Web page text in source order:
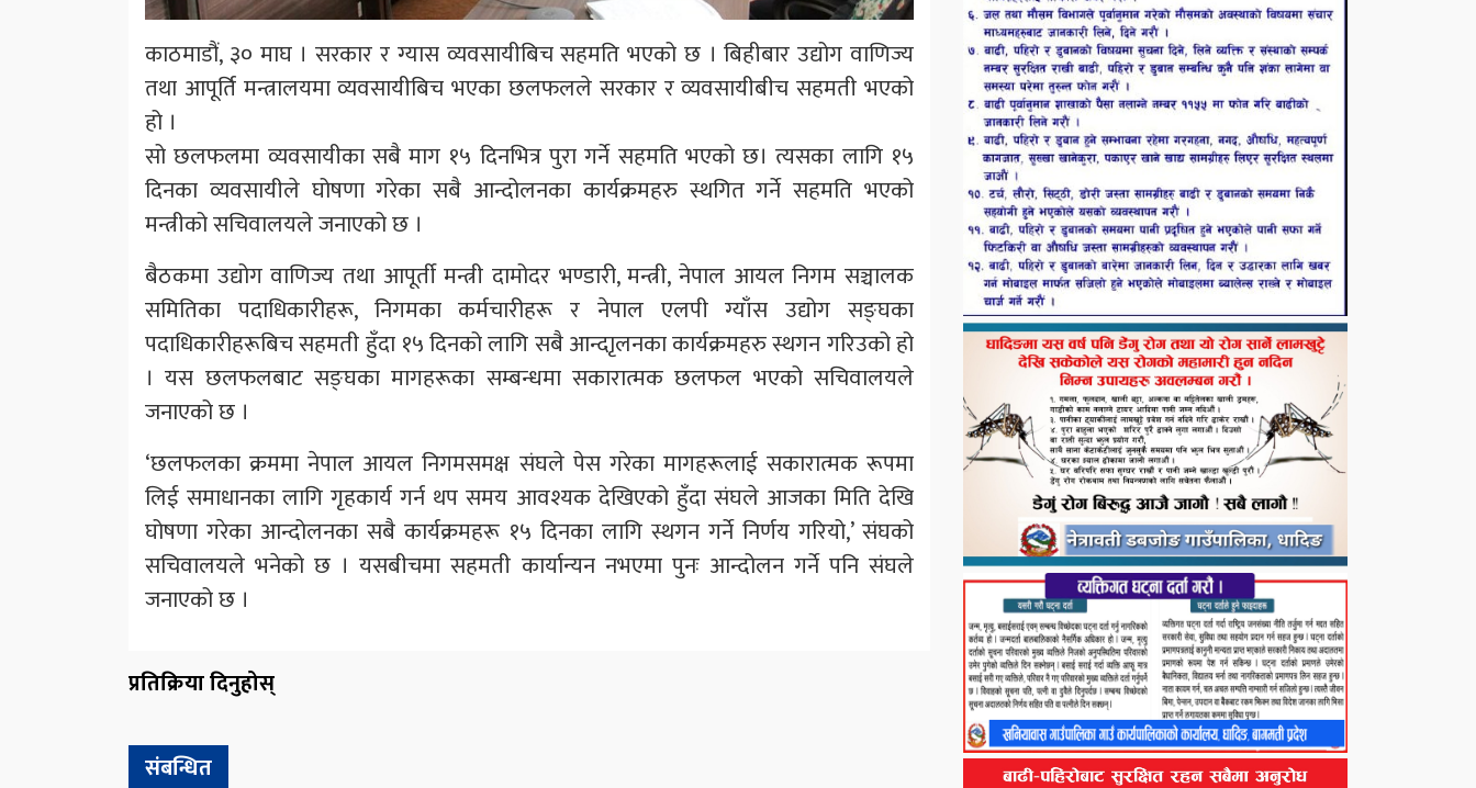
काठमाडौं, ३० माघ । सरकार र ग्यास व्यवसायीबिच सहमति भएको छ । बिहीबार उद्योग वाणिज्य
तथा आपूर्ति मन्त्रालयमा व्यवसायीबिच भएका छलफलले सरकार र व्यवसायीबीच सहमती भएको
हो ।
सो छलफलमा व्यवसायीका सबै माग १५ दिनभित्र पुरा गर्ने सहमति भएको छ। त्यसका लागि १५
दिनका व्यवसायीले घोषणा गरेका सबै आन्दोलनका कार्यक्रमहरु स्थगित गर्ने सहमति भएको
मन्त्रीको सचिवालयले जनाएको छ ।
बैठकमा उद्योग वाणिज्य तथा आपूर्ती मन्त्री दामोदर भण्डारी, मन्त्री, नेपाल आयल निगम सञ्चालक
समितिका पदाधिकारीहरू, निगमका कर्मचारीहरू र नेपाल एलपी ग्याँस उद्योग सङ्घका
पदाधिकारीहरूबिच सहमती हुँदा १५ दिनको लागि सबै आन्दाृलनका कार्यक्रमहरु स्थगन गरिउको हो
। यस छलफलबाट सङ्घका मागहरूका सम्बन्धमा सकारात्मक छलफल भएको सचिवालयले
जनाएको छ ।
‘छलफलका क्रममा नेपाल आयल निगमसमक्ष संघले पेस गरेका मागहरूलाई सकारात्मक रूपमा
लिई समाधानका लागि गृहकार्य गर्न थप समय आवश्यक देखिएको हुँदा संघले आजका मिति देखि
घोषणा गरेका आन्दोलनका सबै कार्यक्रमहरू १५ दिनका लागि स्थगन गर्ने निर्णय गरियो,’ संघको
सचिवालयले भनेको छ । यसबीचमा सहमती कार्यान्यन नभएमा पुनः आन्दोलन गर्ने पनि संघले
जनाएको छ ।
प्रतिक्रिया दिनुहोस्
संबन्धित